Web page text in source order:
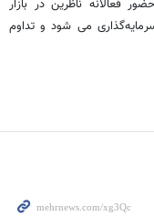
فعالانه ناظرین در بازار
می شود و تداوم